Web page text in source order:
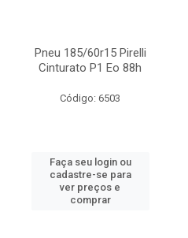
Pneu 185/60r15 Pirelli
Cinturato P1 Eo 88h
Código: 6503
Faça seu login ou
cadastre-se para
ver preços e
comprar